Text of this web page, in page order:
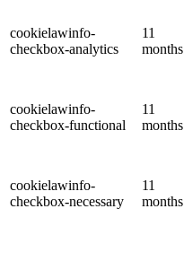
cookielawinfo-
checkbox-analytics
11
months
cookielawinfo-
checkbox-functional
11
months
cookielawinfo-
checkbox-necessary
11
months